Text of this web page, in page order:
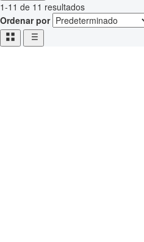
1-11 de 11 resultados
Ordenar por